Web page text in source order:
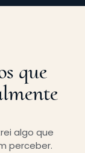
que
algo que
perceber.